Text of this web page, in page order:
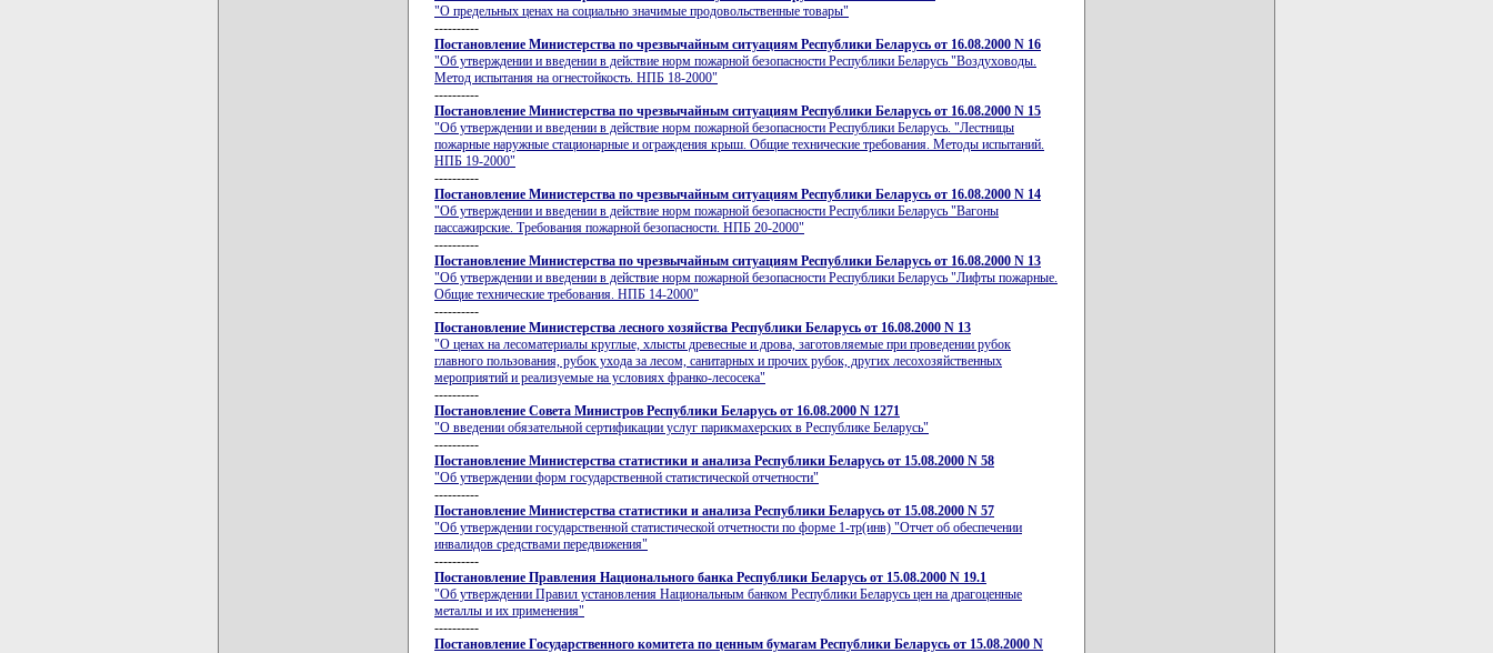
"О предельных ценах на социально значимые продовольственные товары"
----------
Постановление Министерства по чрезвычайным ситуациям Республики Беларусь от 16.08.2000 N 16
"Об утверждении и введении в действие норм пожарной безопасности Республики Беларусь "Воздуховоды.
Метод испытания на огнестойкость. НПБ 18-2000"
----------
Постановление Министерства по чрезвычайным ситуациям Республики Беларусь от 16.08.2000 N 15
"Об утверждении и введении в действие норм пожарной безопасности Республики Беларусь. "Лестницы
пожарные наружные стационарные и ограждения крыш. Общие технические требования. Методы испытаний.
НПБ 19-2000"
----------
Постановление Министерства по чрезвычайным ситуациям Республики Беларусь от 16.08.2000 N 14
"Об утверждении и введении в действие норм пожарной безопасности Республики Беларусь "Вагоны
пассажирские. Требования пожарной безопасности. НПБ 20-2000"
----------
Постановление Министерства по чрезвычайным ситуациям Республики Беларусь от 16.08.2000 N 13
"Об утверждении и введении в действие норм пожарной безопасности Республики Беларусь "Лифты пожарные.
Общие технические требования. НПБ 14-2000"
----------
Постановление Министерства лесного хозяйства Республики Беларусь от 16.08.2000 N 13
"О ценах на лесоматериалы круглые, хлысты древесные и дрова, заготовляемые при проведении рубок
главного пользования, рубок ухода за лесом, санитарных и прочих рубок, других лесохозяйственных
мероприятий и реализуемые на условиях франко-лесосека"
----------
Постановление Совета Министров Республики Беларусь от 16.08.2000 N 1271
"О введении обязательной сертификации услуг парикмахерских в Республике Беларусь"
----------
Постановление Министерства статистики и анализа Республики Беларусь от 15.08.2000 N 58
"Об утверждении форм государственной статистической отчетности"
----------
Постановление Министерства статистики и анализа Республики Беларусь от 15.08.2000 N 57
"Об утверждении государственной статистической отчетности по форме 1-тр(инв) "Отчет об обеспечении
инвалидов средствами передвижения"
----------
Постановление Правления Национального банка Республики Беларусь от 15.08.2000 N 19.1
"Об утверждении Правил установления Национальным банком Республики Беларусь цен на драгоценные
металлы и их применения"
----------
Постановление Государственного комитета по ценным бумагам Республики Беларусь от 15.08.2000 N